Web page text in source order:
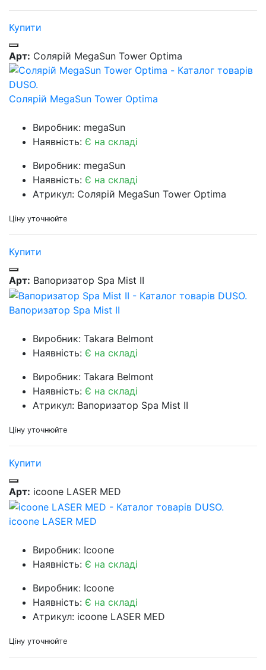
Купити
Арт: Солярій MegaSun Tower Optima
Солярій MegaSun Tower Optima
Виробник: megaSun
Наявність: Є на складі
Виробник: megaSun
Наявність: Є на складі
Атрикул: Солярій MegaSun Tower Optima
Ціну уточнюйте
Купити
Арт: Вапоризатор Spa Mist II
Вапоризатор Spa Mist II
Виробник: Takara Belmont
Наявність: Є на складі
Виробник: Takara Belmont
Наявність: Є на складі
Атрикул: Вапоризатор Spa Mist II
Ціну уточнюйте
Купити
Арт: icoone LASER MED
icoone LASER MED
Виробник: Icoone
Наявність: Є на складі
Виробник: Icoone
Наявність: Є на складі
Атрикул: icoone LASER MED
Ціну уточнюйте